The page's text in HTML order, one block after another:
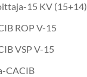
15 KV (15+14)
ROP V-15
VSP V-15
CACIB